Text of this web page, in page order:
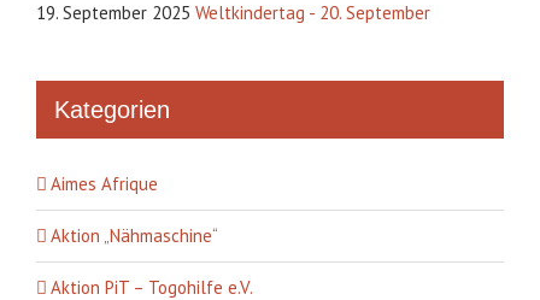
19. September 2025 Weltkindertag - 20. September
Kategorien
Aimes Afrique
Aktion „Nähmaschine“
Aktion PiT – Togohilfe e.V.